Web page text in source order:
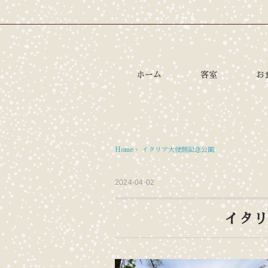
ホーム 客室 お
Home › イタリア大使館記念公園
2024-04-02
イタ